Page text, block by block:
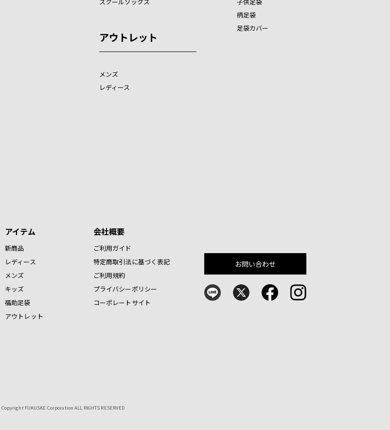
アウトレット
メンズ
レディース
柄足袋
足袋カバー
アイテム
新商品
レディース
メンズ
キッズ
福助足袋
アウトレット
会社概要
ご利用ガイド
特定商取引法に基づく表記
ご利用規約
プライバシーポリシー
コーポレートサイト
お問い合わせ
Copyright FUKUSKE Corporation ALL RIGHTS RESERVED